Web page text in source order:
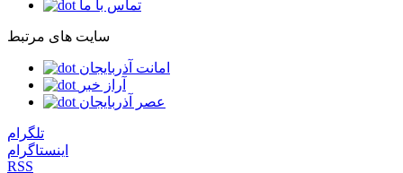
تماس با ما
سایت های مرتبط
امانت آذربایجان
آراز خبر
عصر آذربایجان
تلگرام
اینستاگرام
RSS